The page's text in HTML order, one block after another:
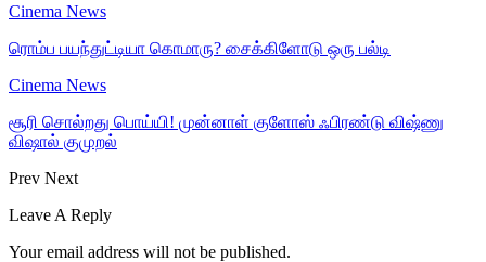
Cinema News
ரொம்ப பயந்துட்டியா கொமாரு? சைக்கிளோடு ஒரு பல்டி
Cinema News
சூரி சொல்றது பொய்யி! முன்னாள் குளோஸ் ஃபிரண்டு விஷ்ணு
விஷால் குமுறல்
Prev Next
Leave A Reply
Your email address will not be published.